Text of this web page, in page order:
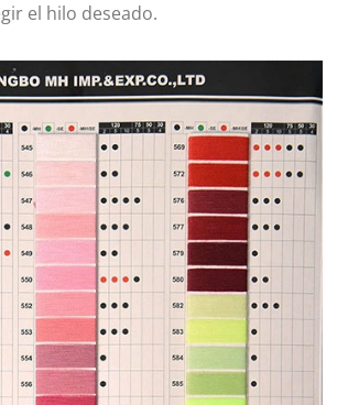
el hilo deseado.